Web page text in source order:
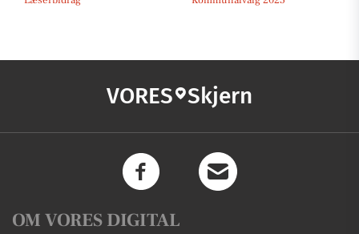
VORES Skjern
OM VORES DIGITAL